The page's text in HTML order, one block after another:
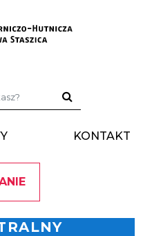
KONTAKT